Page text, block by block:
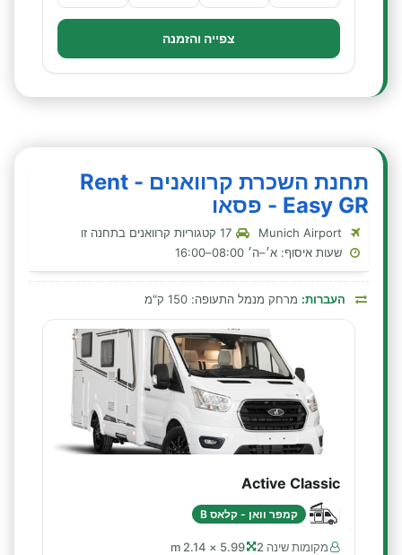
צפייה והזמנה
תחנת השכרת קרוואנים - Rent
Easy GR - פסאו
שעות איסוף: א׳–ה׳ 08:00–16:00
העברות: מרחק מנמל התעופה: 150 ק"מ
Active Classic
קמפר וואן - קלאס B
מקומות שינה 2 5.99 × 2.14 m